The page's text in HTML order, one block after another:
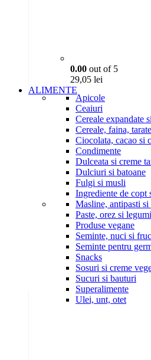
0.00 out of 5
29,05 lei
ALIMENTE
Apicole
Ceaiuri
Cereale expandate
Cereale, faina,
Ciocolata, cacao si
Condimente
Dulceata si creme
Dulciuri si batoane
Fulgi si musli
Ingrediente de copt
Masline, antipasti si
Paste, orez si
Produse vegane
Seminte, nuci si
Seminte pentru
Snacks
Sosuri si creme
Sucuri si bauturi
Superalimente
Ulei, unt, otet